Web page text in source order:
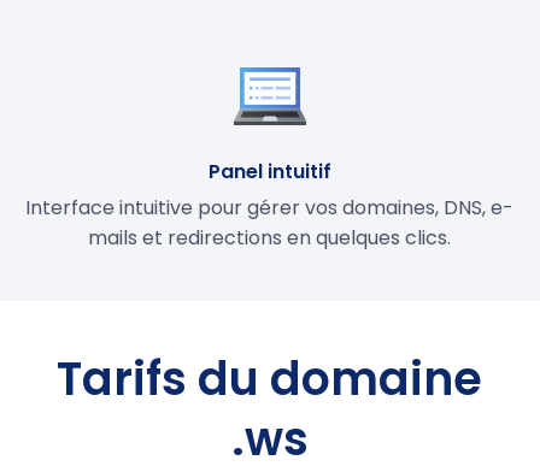
Panel intuitif
Interface intuitive pour gérer vos domaines, DNS, e-
mails et redirections en quelques clics.
Tarifs du domaine
.ws